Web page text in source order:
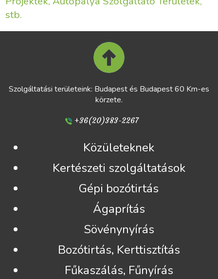
stb.
Szolgáltatási területeink: Budapest és Budapest 60 Km-es
körzete.
+36(20)383-2267
Közületeknek
Kertészeti szolgáltatások
Gépi bozótirtás
Ágaprítás
Sövénynyírás
Bozótirtás, Kerttisztítás
Fűkaszálás, Fűnyírás